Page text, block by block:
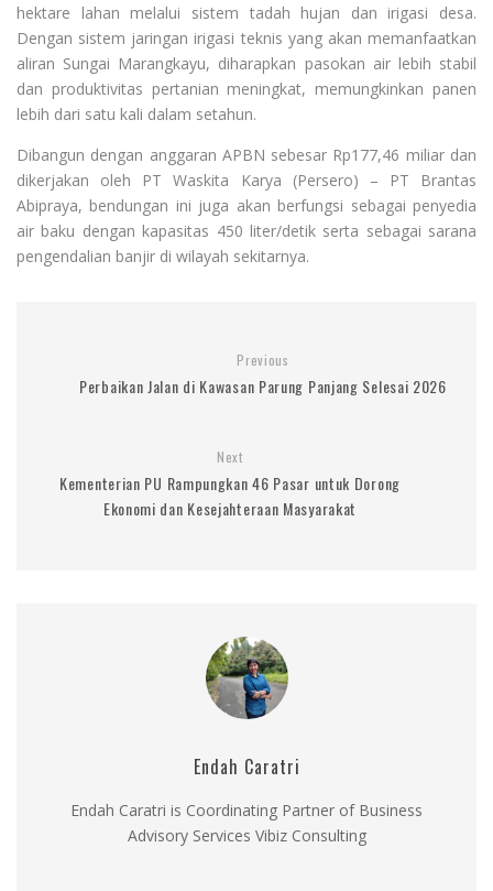
hektare lahan melalui sistem tadah hujan dan irigasi desa.
Dengan sistem jaringan irigasi teknis yang akan memanfaatkan
aliran Sungai Marangkayu, diharapkan pasokan air lebih stabil
dan produktivitas pertanian meningkat, memungkinkan panen
lebih dari satu kali dalam setahun.
Dibangun dengan anggaran APBN sebesar Rp177,46 miliar dan
dikerjakan oleh PT Waskita Karya (Persero) – PT Brantas
Abipraya, bendungan ini juga akan berfungsi sebagai penyedia
air baku dengan kapasitas 450 liter/detik serta sebagai sarana
pengendalian banjir di wilayah sekitarnya.
Previous
Perbaikan Jalan di Kawasan Parung Panjang Selesai 2026
Next
Kementerian PU Rampungkan 46 Pasar untuk Dorong
Ekonomi dan Kesejahteraan Masyarakat
Endah Caratri
Endah Caratri is Coordinating Partner of Business
Advisory Services Vibiz Consulting